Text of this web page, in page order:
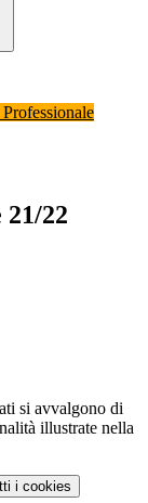
Professionale
22
si avvalgono di
illustrate nella
i cookies